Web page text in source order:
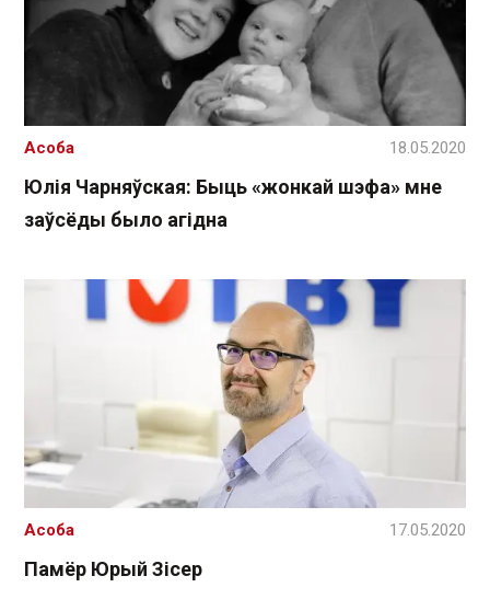
Юлія Чарняўская: Быць «жонкай шэфа» мне
заўсёды было агідна
Асоба 18.05.2020
Памёр Юрый Зісер
Асоба 17.05.2020